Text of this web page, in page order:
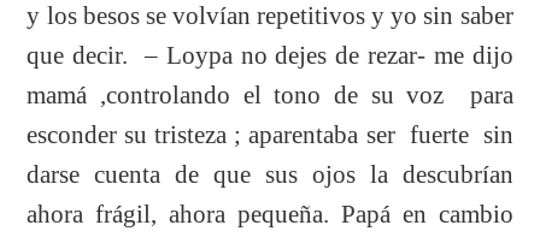
y los besos se volvían repetitivos y yo sin saber
que decir. – Loypa no dejes de rezar- me dijo
mamá ,controlando el tono de su voz para
esconder su tristeza ; aparentaba ser fuerte sin
darse cuenta de que sus ojos la descubrían
ahora frágil, ahora pequeña. Papá en cambio